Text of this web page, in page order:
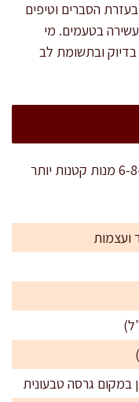
הסברים וטיפים
בטעמים. מי
בדיוק ובתשומת לב
המתכון מתאים ל-4 מנות עיקריות, או ל-6-8 מנות קטנות יותר